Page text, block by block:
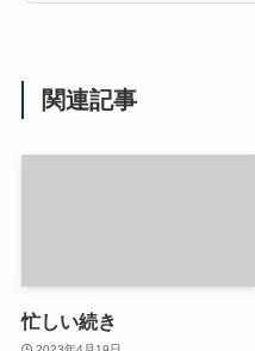
関連記事
忙しい続き